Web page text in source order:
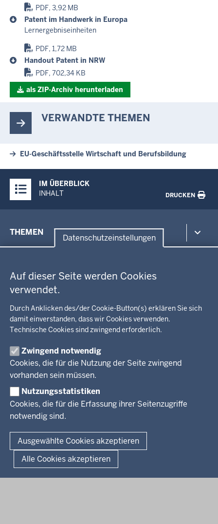
Datenschutzeinstellungen
Auf dieser Seite werden Cookies
verwendet.
Durch Anklicken des/der Cookie-Button(s) erklären Sie sich
damit einverstanden, dass wir Cookies verwenden.
Technische Cookies sind zwingend erforderlich.
Zwingend notwendig
Cookies, die für die Nutzung der Seite zwingend
vorhanden sein müssen.
Nutzungsstatistiken
Cookies, die für die Erfassung ihrer Seitenzugriffe
notwendig sind.
Ausgewählte Cookies akzeptieren
Alle Cookies akzeptieren
PDF, 3,92 MB
Patent im Handwerk in Europa
Lernergebniseinheiten
PDF, 1,72 MB
Handout Patent in NRW
PDF, 702,34 KB
als ZIP-Archiv herunterladen
VERWANDTE THEMEN
EU-Geschäftsstelle Wirtschaft und Berufsbildung
Inhalte
IM ÜBERBLICK
INHALT
DRUCKEN
der
THEMEN
Kommunalaufsicht, Planung, Verkehr
Energie, Bergbau
Recht, Ordnung
Integration, Migration
Behördenleitung
Regierungsbezirk
KARRIERE
Stellenausschreibungen
Pressestelle
Social Media
BEKANNTMACHUNGEN
Amtsblatt
© 2026 Bezirksregierung Arnsberg
Fußzeile
Impressum Datenschutz Barrierefreiheit
Kurzlink zu dieser Seite